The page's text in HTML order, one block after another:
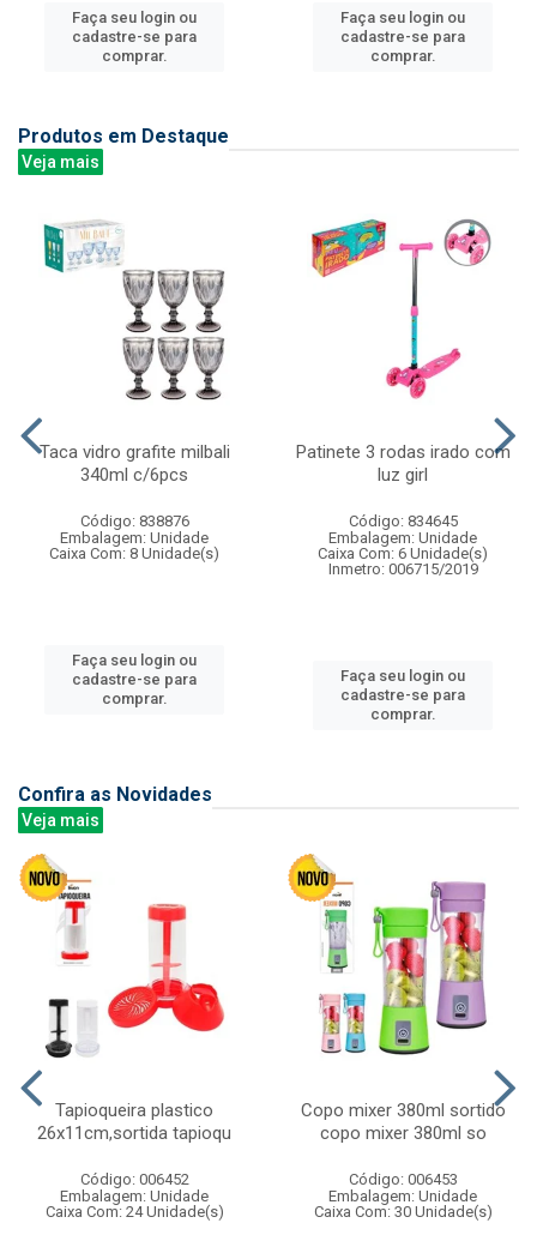
Faça seu login ou
cadastre-se para
comprar.
Faça seu login ou
cadastre-se para
comprar.
Produtos em Destaque
Veja mais
Taca vidro grafite milbali
340ml c/6pcs
Código: 838876
Embalagem: Unidade
Caixa Com: 8 Unidade(s)
Faça seu login ou
cadastre-se para
comprar.
Patinete 3 rodas irado com
luz girl
Código: 834645
Embalagem: Unidade
Caixa Com: 6 Unidade(s)
Inmetro: 006715/2019
Faça seu login ou
cadastre-se para
comprar.
Confira as Novidades
Veja mais
Tapioqueira plastico
26x11cm,sortida tapioqu
Código: 006452
Embalagem: Unidade
Caixa Com: 24 Unidade(s)
Copo mixer 380ml sortido
copo mixer 380ml so
Código: 006453
Embalagem: Unidade
Caixa Com: 30 Unidade(s)